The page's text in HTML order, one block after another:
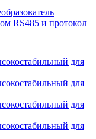
RS485 и протокол